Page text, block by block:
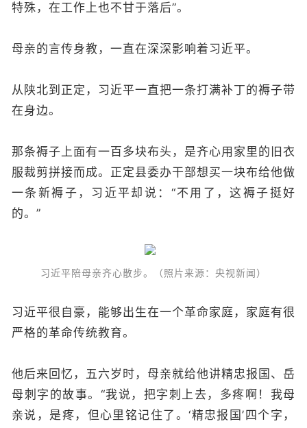
特殊，在工作上也不甘于落后”。
母亲的言传身教，一直在深深影响着习近平。
从陕北到正定，习近平一直把一条打满补丁的褥子带
在身边。
那条褥子上面有一百多块布头，是齐心用家里的旧衣
服裁剪拼接而成。正定县委办干部想买一块布给他做
一条新褥子，习近平却说：“不用了，这褥子挺好
的。”
习近平陪母亲齐心散步。（照片来源：央视新闻）
习近平很自豪，能够出生在一个革命家庭，家庭有很
严格的革命传统教育。
他后来回忆，五六岁时，母亲就给他讲精忠报国、岳
母刺字的故事。“我说，把字刺上去，多疼啊！我母
亲说，是疼，但心里铭记住了。‘精忠报国’四个字，